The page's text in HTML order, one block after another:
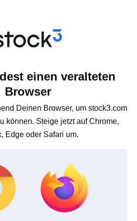
einen veralteten
Browser
Deinen Browser, um stock3.com
können. Steige jetzt auf Chrome,
Edge oder Safari um.